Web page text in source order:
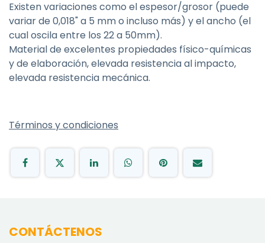
Existen variaciones como el espesor/grosor (puede
variar de 0,018" a 5 mm o incluso más) y el ancho (el
cual oscila entre los 22 a 50mm).
Material de excelentes propiedades físico-químicas
y de elaboración, elevada resistencia al impacto,
elevada resistencia mecánica.
Términos y condiciones
CONTÁCTENOS